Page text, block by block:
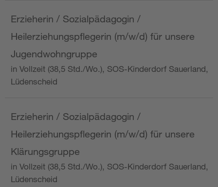
Erzieherin / Sozialpädagogin /
Heilerziehungspflegerin (m/w/d) für unsere
Jugendwohngruppe
in Vollzeit (38,5 Std./Wo.), SOS-Kinderdorf Sauerland,
Lüdenscheid
Erzieherin / Sozialpädagogin /
Heilerziehungspflegerin (m/w/d) für unsere
Klärungsgruppe
in Vollzeit (38,5 Std./Wo.), SOS-Kinderdorf Sauerland,
Lüdenscheid